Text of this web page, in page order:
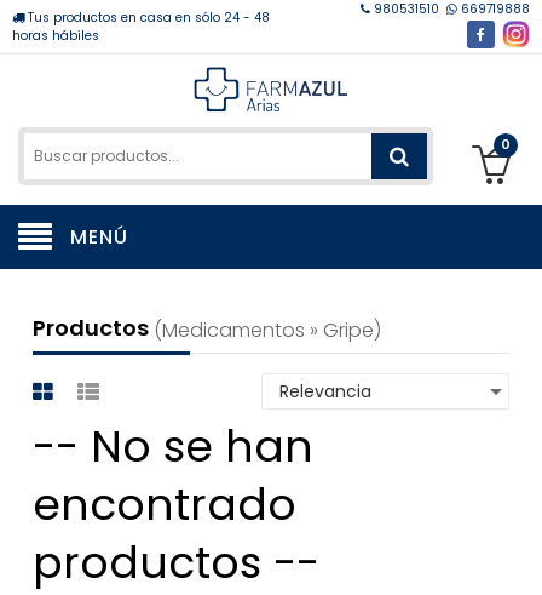
Tus productos en casa en sólo 24 - 48
horas hábiles
980531510 669719888
0
MENÚ
Productos (medicamentos » Gripe)
-- No se han
encontrado
productos --